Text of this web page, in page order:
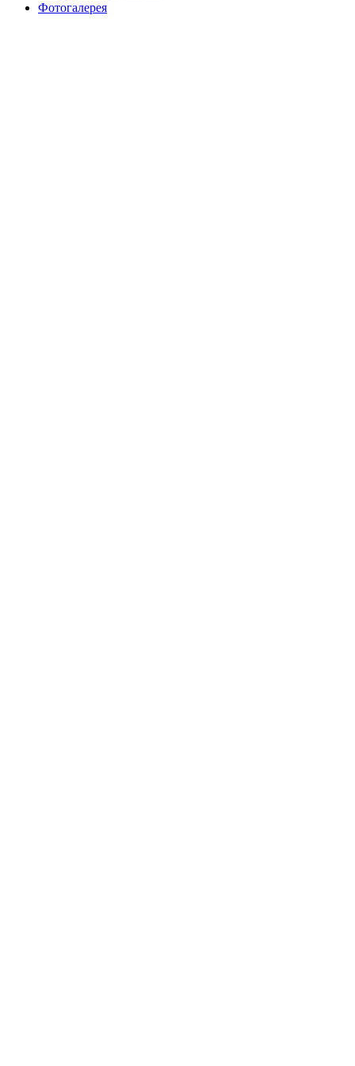
Фотогалерея